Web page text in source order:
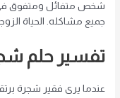
شخص متفائل ومتفوق في
جميع مشاكله. الحياة
تفسير حلم
عندما يرى فقير شجرة